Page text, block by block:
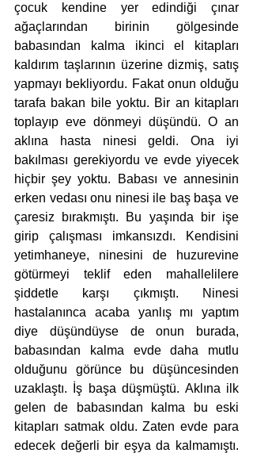
çocuk kendine yer edindiği çınar
ağaçlarından birinin gölgesinde
babasından kalma ikinci el kitapları
kaldırım taşlarının üzerine dizmiş, satış
yapmayı bekliyordu. Fakat onun olduğu
tarafa bakan bile yoktu. Bir an kitapları
toplayıp eve dönmeyi düşündü. O an
aklına hasta ninesi geldi. Ona iyi
bakılması gerekiyordu ve evde yiyecek
hiçbir şey yoktu. Babası ve annesinin
erken vedası onu ninesi ile baş başa ve
çaresiz bırakmıştı. Bu yaşında bir işe
girip çalışması imkansızdı. Kendisini
yetimhaneye, ninesini de huzurevine
götürmeyi teklif eden mahallelilere
şiddetle karşı çıkmıştı. Ninesi
hastalanınca acaba yanlış mı yaptım
diye düşündüyse de onun burada,
babasından kalma evde daha mutlu
olduğunu görünce bu düşüncesinden
uzaklaştı. İş başa düşmüştü. Aklına ilk
gelen de babasından kalma bu eski
kitapları satmak oldu. Zaten evde para
edecek değerli bir eşya da kalmamıştı.